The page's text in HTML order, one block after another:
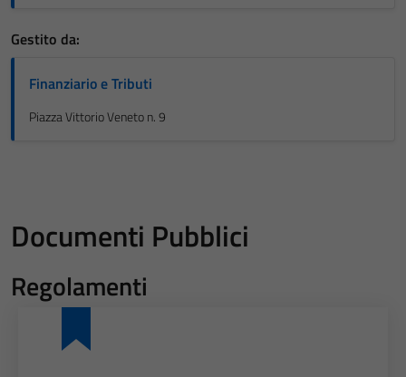
Gestito da:
Finanziario e Tributi
Piazza Vittorio Veneto n. 9
Documenti Pubblici
Regolamenti